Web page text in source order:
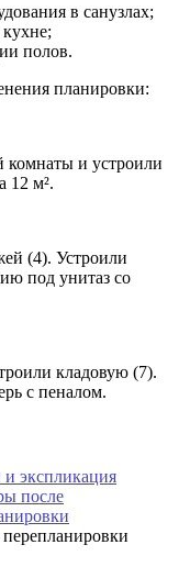
в санузлах;
полов.
планировки:
и устроили
12 м².
(4). Устроили
под унитаз со
кладовую (7).
с пеналом.